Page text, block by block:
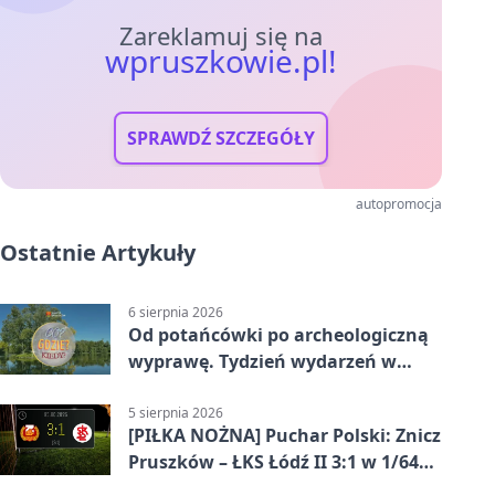
Zareklamuj się na
wpruszkowie.pl!
SPRAWDŹ SZCZEGÓŁY
autopromocja
Ostatnie Artykuły
6 sierpnia 2026
Od potańcówki po archeologiczną
wyprawę. Tydzień wydarzeń w
5 sierpnia 2026
[PIŁKA NOŻNA] Puchar Polski: Znicz
Pruszków – ŁKS Łódź II 3:1 w 1/64